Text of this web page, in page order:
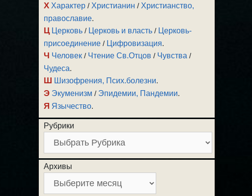
Х Характер / Христианин / Христианство,
православие.
Ц Церковь / Церковь и власть / Церковь-
присоединение / Цифровизация.
Ч Человек / Чтение Св.Отцов / Чувства /
Чудеса.
Ш Шизофрения, Псих.болезни.
Э Экуменизм / Эпидемии, Пандемии.
Я Язычество.
Рубрики
Архивы